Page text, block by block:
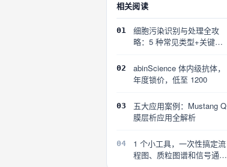
相关阅读
01
细胞污染识别与处理全攻
略：5 种常见类型+关键误
02
abinScience 体内级抗体，
年度锁价，低至 1200
03
五大应用案例：Mustang Q
膜层析应用全解析
04
1 个小工具，一次性搞定流
程图、质粒图谱和信号通路